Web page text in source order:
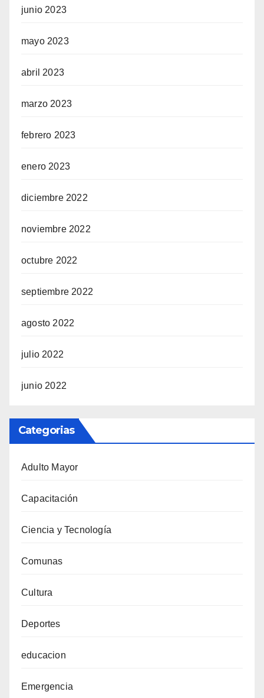
junio 2023
mayo 2023
abril 2023
marzo 2023
febrero 2023
enero 2023
diciembre 2022
noviembre 2022
octubre 2022
septiembre 2022
agosto 2022
julio 2022
junio 2022
Categorias
Adulto Mayor
Capacitación
Ciencia y Tecnología
Comunas
Cultura
Deportes
educacion
Emergencia